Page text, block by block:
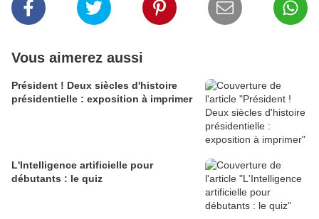
Vous aimerez aussi
Président ! Deux siècles d'histoire
présidentielle : exposition à imprimer
L'Intelligence artificielle pour
débutants : le quiz